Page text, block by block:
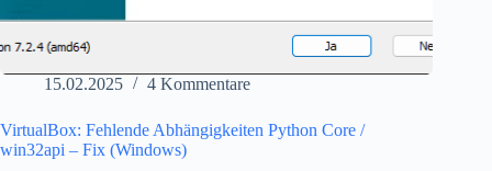
15.02.2025 4 Kommentare
VirtualBox: Fehlende Abhängigkeiten Python Core /
win32api – Fix (Windows)